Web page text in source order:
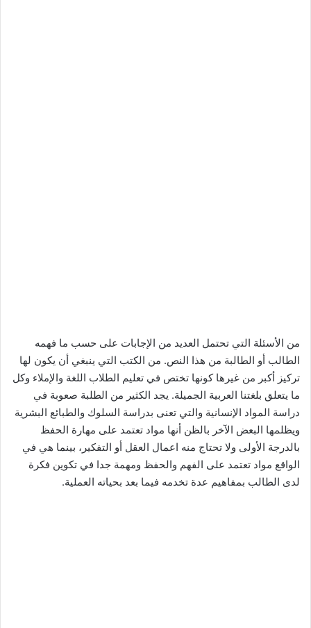
من الأسئلة التي تحتمل العديد من الإجابات على حسب ما فهمه
الطالب أو الطالبة من هذا النص. من الكتب التي ينبغي أن يكون لها
تركيز أكبر من غيرها كونها تختص في تعليم الطلاب اللغة والإملاء وكل
ما يتعلق بلغتنا العربية الجميلة. يجد الكثير من الطلبة صعوبة في
دراسة المواد الإنسانية والتي تعنى بدراسة السلوك والطبائع البشرية
ويظلمها البعض الآخر بالظن أنها مواد تعتمد على مهارة الحفظ
بالدرجة الأولى ولا تحتاج منه اعمال العقل أو التفكير، بينما هي في
الواقع مواد تعتمد على الفهم والحفظ ومهمة جدا في تكوين فكرة
لدى الطالب بمفاهيم عدة تخدمه فيما بعد بحياته العملية.